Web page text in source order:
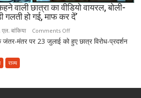
तक
की
10
का
वाली छात्रा का वीडियो वायरल, बोली-
गलती हो गई, माफ कर दें’
बांकिया Comments Offon
पीएम
जंतर-मंतर पर 23 जुलाई को हुए छात्र विरोध-प्रदर्शन
राज्य